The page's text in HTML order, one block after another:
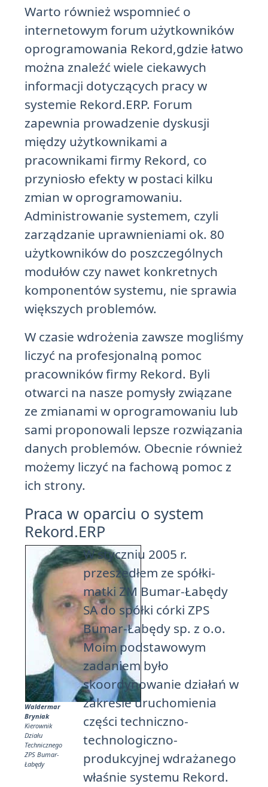
Warto również wspomnieć o
internetowym forum użytkowników
oprogramowania Rekord,gdzie łatwo
można znaleźć wiele ciekawych
informacji dotyczących pracy w
systemie Rekord.ERP. Forum
zapewnia prowadzenie dyskusji
między użytkownikami a
pracownikami firmy Rekord, co
przyniosło efekty w postaci kilku
zmian w oprogramowaniu.
Administrowanie systemem, czyli
zarządzanie uprawnieniami ok. 80
użytkowników do poszczególnych
modułów czy nawet konkretnych
komponentów systemu, nie sprawia
większych problemów.
W czasie wdrożenia zawsze mogliśmy
liczyć na profesjonalną pomoc
pracowników firmy Rekord. Byli
otwarci na nasze pomysły związane
ze zmianami w oprogramowaniu lub
sami proponowali lepsze rozwiązania
danych problemów. Obecnie również
możemy liczyć na fachową pomoc z
ich strony.
Praca w oparciu o system
Rekord.ERP
Waldermar
Bryniak
Kierownik
Działu
Technicznego
ZPS Bumar-
Łabędy
W styczniu 2005 r.
przeszedłem ze spółki-
matki ZM Bumar-Łabędy
SA do spółki córki ZPS
Bumar-Łabędy sp. z o.o.
Moim podstawowym
zadaniem było
skoordynowanie działań w
zakresie uruchomienia
części techniczno-
technologiczno-
produkcyjnej wdrażanego
właśnie systemu Rekord.